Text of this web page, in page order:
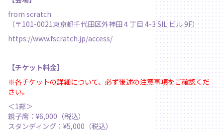
from scratch
（〒101-0021東京都千代田区外神田４丁目 4-3 SIL ビル 9F）
https://www.fscratch.jp/access/
【チケット料金】
※各チケットの詳細について、必ず後述の注意事項をご確認くだ
さい。
＜1部＞
親子席：¥6,000（税込）
スタンディング：¥5,000（税込）